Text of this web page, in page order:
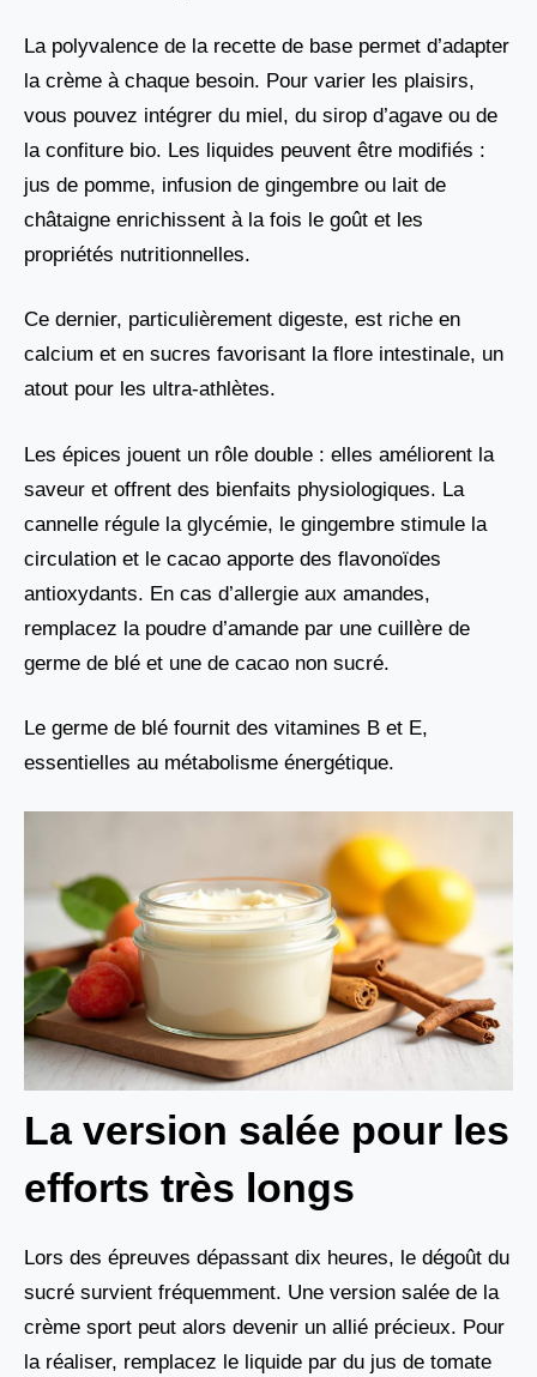
La polyvalence de la recette de base permet d’adapter
la crème à chaque besoin. Pour varier les plaisirs,
vous pouvez intégrer du miel, du sirop d’agave ou de
la confiture bio. Les liquides peuvent être modifiés :
jus de pomme, infusion de gingembre ou lait de
châtaigne enrichissent à la fois le goût et les
propriétés nutritionnelles.
Ce dernier, particulièrement digeste, est riche en
calcium et en sucres favorisant la flore intestinale, un
atout pour les ultra-athlètes.
Les épices jouent un rôle double : elles améliorent la
saveur et offrent des bienfaits physiologiques. La
cannelle régule la glycémie, le gingembre stimule la
circulation et le cacao apporte des flavonoïdes
antioxydants. En cas d’allergie aux amandes,
remplacez la poudre d’amande par une cuillère de
germe de blé et une de cacao non sucré.
Le germe de blé fournit des vitamines B et E,
essentielles au métabolisme énergétique.
La version salée pour les
efforts très longs
Lors des épreuves dépassant dix heures, le dégoût du
sucré survient fréquemment. Une version salée de la
crème sport peut alors devenir un allié précieux. Pour
la réaliser, remplacez le liquide par du jus de tomate